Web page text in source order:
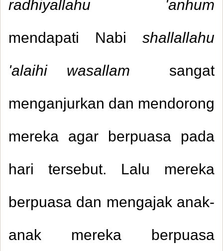
radhiyallahu 'anhum
mendapati Nabi shallallahu
'alaihi wasallam
sangat
menganjurkan dan mendorong
mereka agar berpuasa pada
hari tersebut. Lalu mereka
berpuasa dan mengajak anak-
anak mereka berpuasa